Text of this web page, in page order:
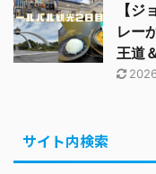
【
レー
王道
サイト内検索